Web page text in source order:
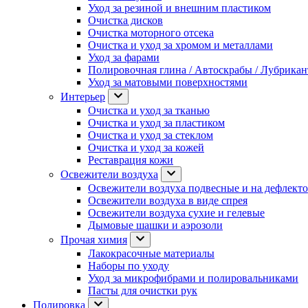
Уход за резиной и внешним пластиком
Очистка дисков
Очистка моторного отсека
Очистка и уход за хромом и металлами
Уход за фарами
Полировочная глина / Автоскрабы /
Уход за матовыми поверхностями
Интерьер
Очистка и уход за тканью
Очистка и уход за пластиком
Очистка и уход за стеклом
Очистка и уход за кожей
Реставрация кожи
Освежители воздуха
Освежители воздуха подвесные и на
Освежители воздуха в виде спрея
Освежители воздуха сухие и гелевые
Дымовые шашки и аэрозоли
Прочая химия
Лакокрасочные материалы
Наборы по уходу
Уход за микрофибрами и полировальниками
Пасты для очистки рук
Полировка